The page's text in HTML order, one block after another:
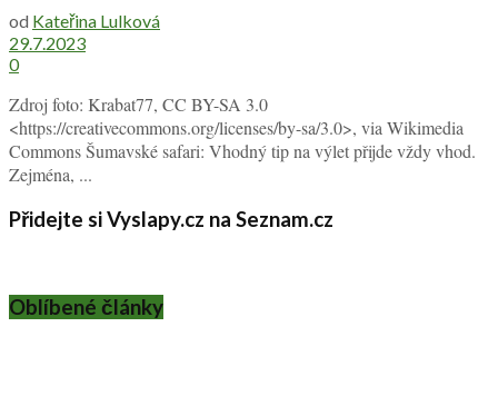
od Kateřina Lulková
29.7.2023
0
Zdroj foto: Krabat77, CC BY-SA 3.0
<https://creativecommons.org/licenses/by-sa/3.0>, via Wikimedia
Commons Šumavské safari: Vhodný tip na výlet přijde vždy vhod.
Zejména, ...
Přidejte si Vyslapy.cz na Seznam.cz
Oblíbené články